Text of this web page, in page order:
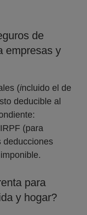
de
empresas y
(incluido el de
deducible al
(para
deducciones
para
y hogar?